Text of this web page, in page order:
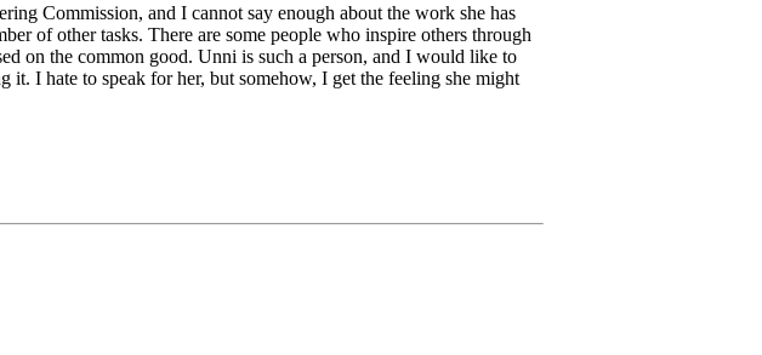
Commission, and I cannot say enough about the work she has
of other tasks. There are some people who inspire others through
on the common good. Unni is such a person, and I would like to
it. I hate to speak for her, but somehow, I get the feeling she might